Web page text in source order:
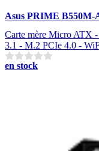
Asus PRIME
Carte mère Micro ATX
3.1 - M.2 PCIe 4.0 -
en stock